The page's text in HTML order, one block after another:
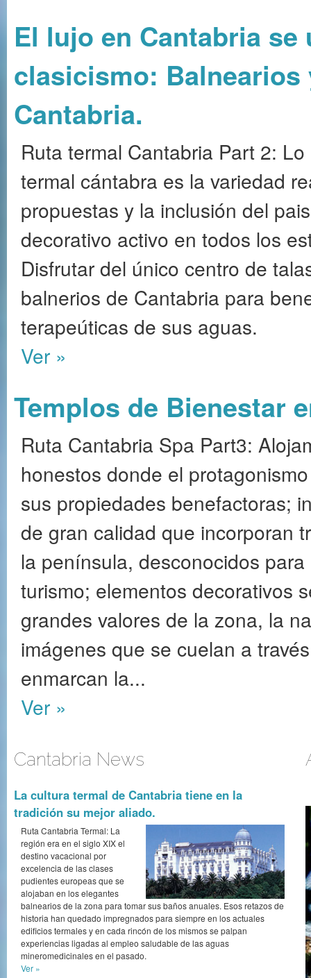
El lujo en Cantabria
clasicismo: Balnearios
Cantabria.
Ruta termal Cantabria Part 2:
termal cántabra es la variedad
propuestas y la inclusión del
decorativo activo en todos los
Disfrutar del único centro de
balnerios de Cantabria para
terapeúticas de sus aguas.
Ver »
Templos de Bienestar
Ruta Cantabria Spa Part3:
honestos donde el
sus propiedades benefactoras;
de gran calidad que incorporan
la península, desconocidos
turismo; elementos decorativos
grandes valores de la zona, la
imágenes que se cuelan a
enmarcan la...
Ver »
Cantabria News
La cultura termal de Cantabria tiene en la
tradición su mejor aliado.
Ruta Cantabria Termal: La
región era en el siglo XIX el
destino vacacional por
excelencia de las clases
pudientes europeas que se
alojaban en los elegantes
balnearios de la zona para tomar sus baños anuales. Esos retazos de
historia han quedado impregnados para siempre en los actuales
edificios termales y en cada rincón de los mismos se palpan
experiencias ligadas al empleo saludable de las aguas
mineromedicinales en el pasado.
Ver »